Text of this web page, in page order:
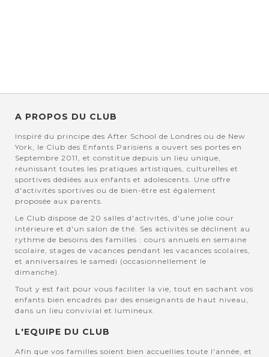
A PROPOS DU CLUB
Inspiré du principe des After School de Londres ou de New
York, le Club des Enfants Parisiens a ouvert ses portes en
Septembre 2011, et constitue depuis un lieu unique,
réunissant toutes les pratiques artistiques, culturelles et
sportives dédiées aux enfants et adolescents. Une offre
d'activités sportives ou de bien-être est également
proposée aux parents.
Le Club dispose de 20 salles d'activités, d'une jolie cour
intérieure et d'un salon de thé. Ses activités se déclinent au
rythme de besoins des familles : cours annuels en semaine
scolaire, stages de vacances pendant les vacances scolaires,
et anniversaires le samedi (occasionnellement le
dimanche).
Tout y est fait pour vous faciliter la vie, tout en sachant vos
enfants bien encadrés par des enseignants de haut niveau,
dans un lieu convivial et lumineux.
L'EQUIPE DU CLUB
Afin que vos familles soient bien accuellies toute l'année, et